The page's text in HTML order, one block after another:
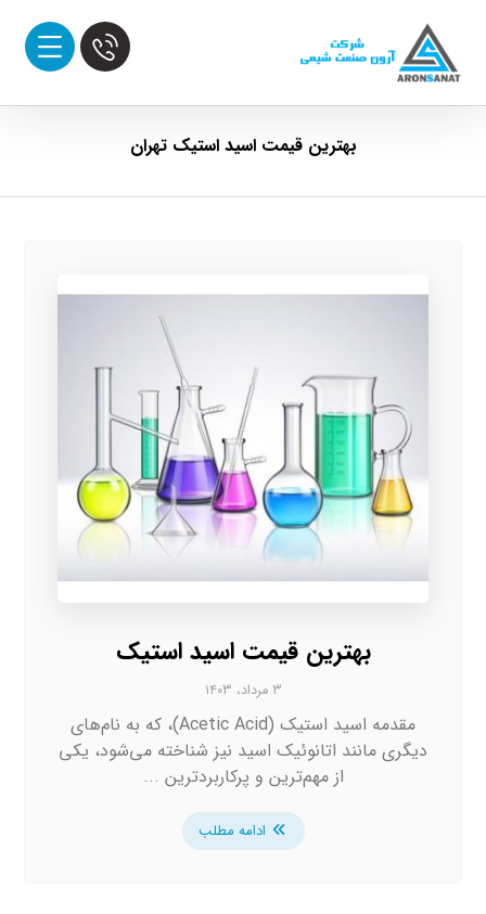
بهترین قیمت اسید استیک تهران
بهترین قیمت اسید استیک
۳ مرداد، ۱۴۰۳
مقدمه اسید استیک (Acetic Acid)، که به نام‌های
دیگری مانند اتانوئیک اسید نیز شناخته می‌شود، یکی
از مهم‌ترین و پرکاربردترین ...
ادامه مطلب